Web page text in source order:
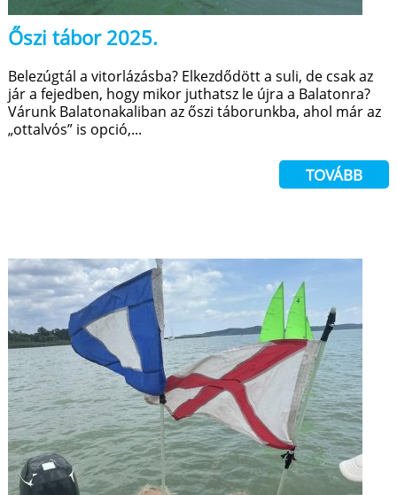
Őszi tábor 2025.
Belezúgtál a vitorlázásba? Elkezdődött a suli, de csak az
jár a fejedben, hogy mikor juthatsz le újra a Balatonra?
Várunk Balatonakaliban az őszi táborunkba, ahol már az
„ottalvós” is opció,...
TOVÁBB